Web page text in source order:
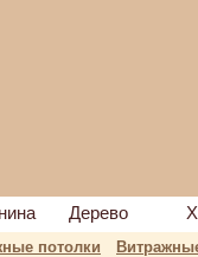
Дерево
потолки